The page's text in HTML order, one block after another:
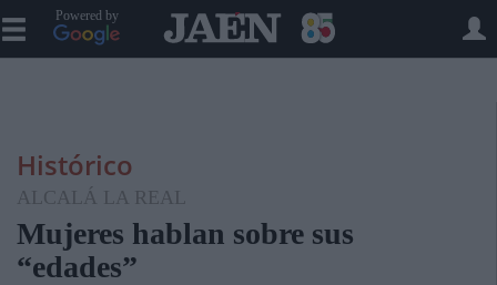
Powered by
Histórico
ALCALÁ LA REAL
Mujeres hablan sobre sus
“edades”